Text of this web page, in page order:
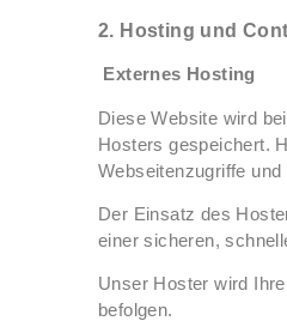
2. Hosting und
Externes Hosting
Diese Website wird
Hosters gespeichert.
Webseitenzugriffe
Der Einsatz des
einer sicheren,
Unser Hoster wird
befolgen.